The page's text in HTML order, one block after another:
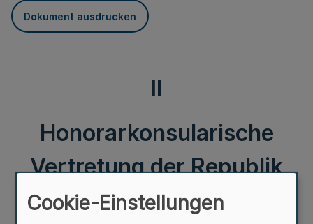
Dokument ausdrucken
II
Honorarkonsularische
Vertretung der Republik
Österreich, Bielefeld
Cookie-Einstellungen